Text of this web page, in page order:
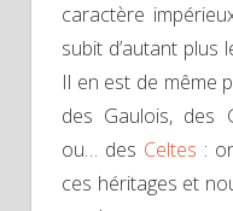
caractère
subit d’autant plus
Il en est de même
des Gaulois, des
ou… des Celtes :
ces héritages et